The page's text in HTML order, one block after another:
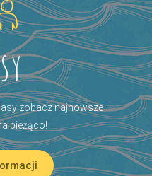
zobacz najnowsze
bieżąco!